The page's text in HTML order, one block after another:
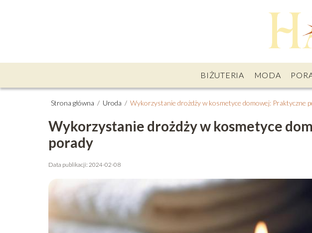
BIŻUTERIA MODA
Strona główna / Uroda / Wykorzystanie drożdży w kosmetyce domowej: Praktyczne
Wykorzystanie drożdży w kosmetyce
porady
Data publikacji: 2024-02-08